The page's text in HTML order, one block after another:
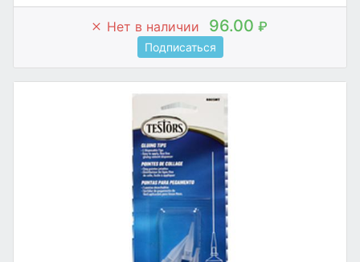
Нет в наличии 96.00 ₽
Подписаться